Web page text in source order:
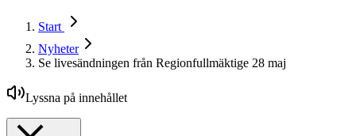
Start
Nyheter
Se livesändningen från Regionfullmäktige 28 maj
Lyssna på innehållet